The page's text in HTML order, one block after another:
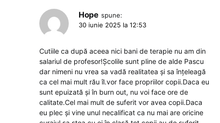
Hope spune:
30 iunie 2025 la 12:53
Cutiile ca după aceea nici bani de terapie nu am din
salariul de profesor!Școlile sunt pline de alde Pascu
dar nimeni nu vrea sa vadă realitatea și sa înțeleagă
ca cel mai mult rău îl.vor face propriilor copii.Daca eu
sunt epuizată și în burn out, nu voi face ore de
calitate.Cel mai mult de suferit vor avea copii.Daca
eu plec și vine unul necalificat ca nu mai are oricine